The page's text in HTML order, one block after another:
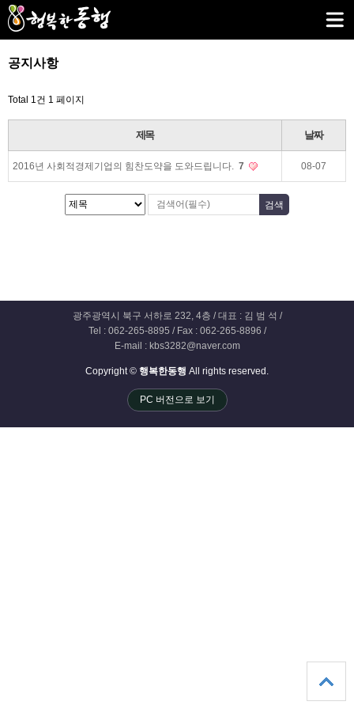
공지사항
Total 1건 1 페이지
제목 날짜
2016년 사회적경제기업의 힘찬도약을 도와드립니다. 7 08-07
광주광역시 북구 서하로 232, 4층 / 대표 : 김 범 석 /
Tel : 062-265-8895 / Fax : 062-265-8896 /
E-mail : kbs3282@naver.com
Copyright © 행복한동행 All rights reserved.
PC 버전으로 보기